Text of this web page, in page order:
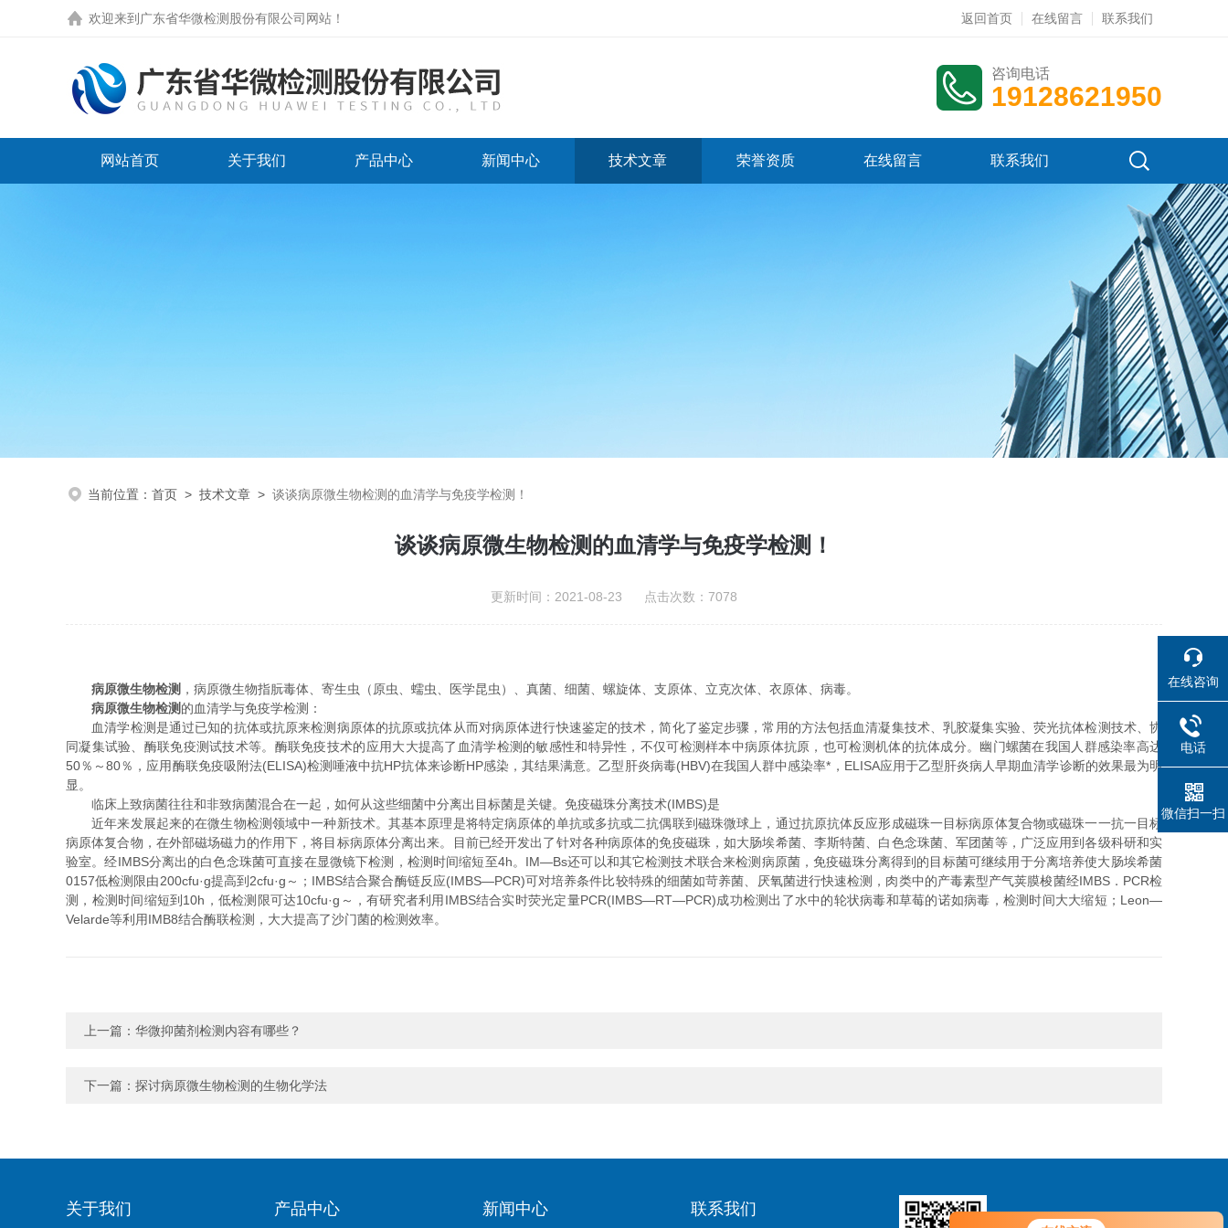
欢迎来到 广东省华微检测股份有限公司网站 ！ 返回首页 在线留言 联系我们
咨询电话
19128621950
网站首页 关于我们 产品中心 新闻中心 技术文章 荣誉资质 在线留言 联系我们
当前位置： 首页 > 技术文章 > 谈谈病原微生物检测的血清学与免疫学检测！
谈谈病原微生物检测的血清学与免疫学检测！
更新时间：2021-08-23 点击次数：7078
病原微生物检测 ，病原微生物指朊毒体、寄生虫（原虫、蠕虫、医学昆虫）、真菌、细菌、螺旋体、支原体、立克次体、衣原体、病毒。
病原微生物检测的血清学与免疫学检测：
血清学检测是通过已知的抗体或抗原来检测病原体的抗原或抗体从而对病原体进行快速鉴定的技术，简化了鉴定步骤，常用的方法包括血清凝集技术、乳胶凝集实验、荧光抗体检测技术、协
同凝集试验、酶联免疫测试技术等。酶联免疫技术的应用大大提高了血清学检测的敏感性和特异性，不仅可检测样本中病原体抗原，也可检测机体的抗体成分。幽门螺菌在我国人群感染率高达
50％～80％，应用酶联免疫吸附法(ELISA)检测唾液中抗HP抗体来诊断HP感染，其结果满意。乙型肝炎病毒(HBV)在我国人群中感染率*，ELISA应用于乙型肝炎病人早期血清学诊断的效果最为明
显。
临床上致病菌往往和非致病菌混合在一起，如何从这些细菌中分离出目标菌是关键。免疫磁珠分离技术(IMBS)是
近年来发展起来的在微生物检测领域中一种新技术。其基本原理是将特定病原体的单抗或多抗或二抗偶联到磁珠微球上，通过抗原抗体反应形成磁珠一目标病原体复合物或磁珠一一抗一目标
病原体复合物，在外部磁场磁力的作用下，将目标病原体分离出来。目前已经开发出了针对各种病原体的免疫磁珠，如大肠埃希菌、李斯特菌、白色念珠菌、军团菌等，广泛应用到各级科研和实
验室。经IMBS分离出的白色念珠菌可直接在显微镜下检测，检测时间缩短至4h。IM—Bs还可以和其它检测技术联合来检测病原菌，免疫磁珠分离得到的目标菌可继续用于分离培养使大肠埃希菌
0157低检测限由200cfu·g提高到2cfu·g～；IMBS结合聚合酶链反应(IMBS—PCR)可对培养条件比较特殊的细菌如苛养菌、厌氧菌进行快速检测，肉类中的产毒素型产气荚膜梭菌经IMBS．PCR检
测，检测时间缩短到10h，低检测限可达10cfu·g～，有研究者利用IMBS结合实时荧光定量PCR(IMBS—RT—PCR)成功检测出了水中的轮状病毒和草莓的诺如病毒，检测时间大大缩短；Leon—
Velarde等利用IMB8结合酶联检测，大大提高了沙门菌的检测效率。
上一篇： 华微抑菌剂检测内容有哪些？
下一篇： 探讨病原微生物检测的生物化学法
关于我们 产品中心 新闻中心 联系我们
在线咨询
电话
微信扫一扫